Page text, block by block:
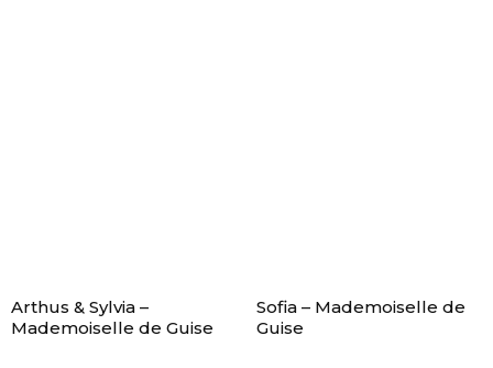
Arthus & Sylvia –
Mademoiselle de Guise
Sofia – Mademoiselle de
Guise